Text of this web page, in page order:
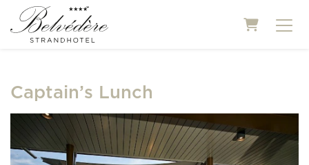
Captain’s Lunch